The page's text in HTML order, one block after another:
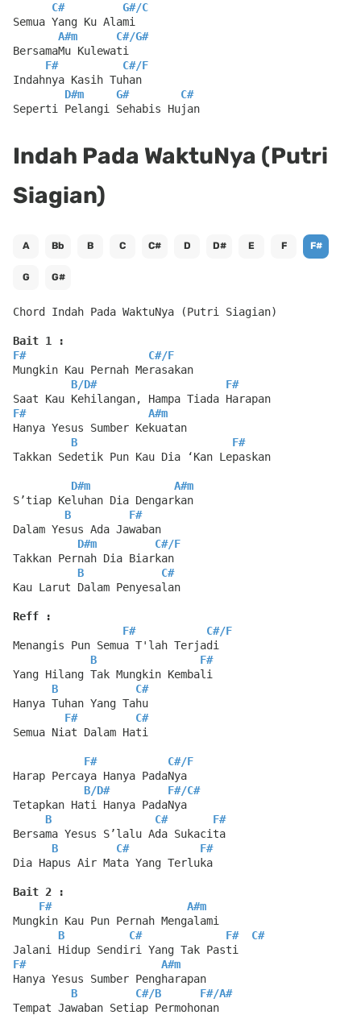
C# G#/C
Semua Yang Ku Alami
A#m
C#/G#
BersamaMu Kulewati
F#
C#/F
Indahnya Kasih Tuhan
D#m
G#
C#
Seperti Pelangi Sehabis Hujan
Indah Pada WaktuNya (Putri
Siagian)
A Bb B C C# D D# E F F#
G G#
Chord Indah Pada WaktuNya (Putri Siagian)
Bait 1 :
F#
C#/F
Mungkin Kau Pernah Merasakan
B/D#
F#
Saat Kau Kehilangan, Hampa Tiada Harapan
F#
A#m
Hanya Yesus Sumber Kekuatan
B
F#
Takkan Sedetik Pun Kau Dia ‘Kan Lepaskan
D#m
A#m
S’tiap Keluhan Dia Dengarkan
B
F#
Dalam Yesus Ada Jawaban
D#m
C#/F
Takkan Pernah Dia Biarkan
B
C#
Kau Larut Dalam Penyesalan
Reff :
F#
C#/F
Menangis Pun Semua T'lah Terjadi
B
F#
Yang Hilang Tak Mungkin Kembali
B
C#
Hanya Tuhan Yang Tahu
F#
C#
Semua Niat Dalam Hati
F# C#/F
Harap Percaya Hanya PadaNya
B/D# F#/C#
Tetapkan Hati Hanya PadaNya
B
C#
F#
Bersama Yesus S’lalu Ada Sukacita
B
C#
F#
Dia Hapus Air Mata Yang Terluka
Bait 2 :
F#
A#m
Mungkin Kau Pun Pernah Mengalami
B
C# F#
C#
Jalani Hidup Sendiri Yang Tak Pasti
F#
A#m
Hanya Yesus Sumber Pengharapan
B
C#/B F#/A#
Tempat Jawaban Setiap Permohonan